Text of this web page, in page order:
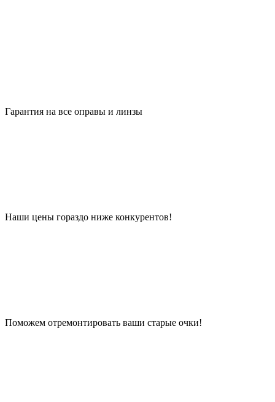
Гарантия на все оправы и линзы
Наши цены гораздо ниже конкурентов!
Поможем отремонтировать ваши старые очки!